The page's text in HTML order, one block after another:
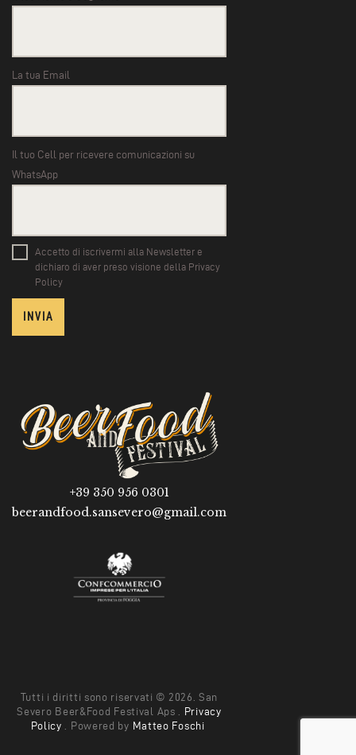
La tua Email
Il tuo Cell per ricevere comunicazioni su
WhatsApp
Accetto di iscrivermi alla Newsletter e
dichiaro di aver preso visione della Privacy
Policy
+39 350 956 0301
beerandfood.sansevero@gmail.com
Tutti i diritti sono riservati © 2026. San
Severo Beer&Food Festival Aps .
Privacy
Policy . Powered by Matteo Foschi